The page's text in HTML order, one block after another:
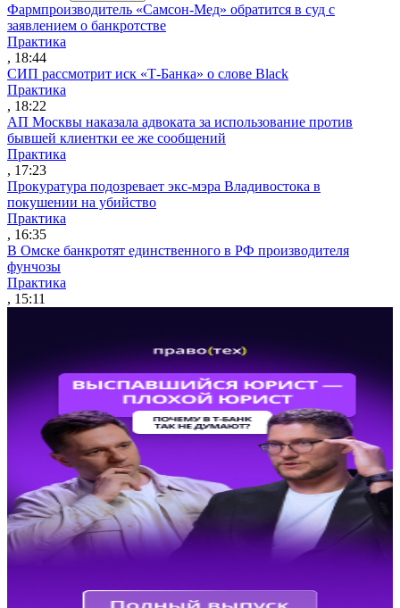
Фармпроизводитель «Самсон-Мед» обратится в суд с
заявлением о банкротстве
Практика
, 18:44
СИП рассмотрит иск «Т-Банка» о слове Black
Практика
, 18:22
АП Москвы наказала адвоката за использование против
бывшей клиентки ее же сообщений
Практика
, 17:23
Прокуратура подозревает экс-мэра Владивостока в
покушении на убийство
Практика
, 16:35
В Омске банкротят единственного в РФ производителя
фунчозы
Практика
, 15:11